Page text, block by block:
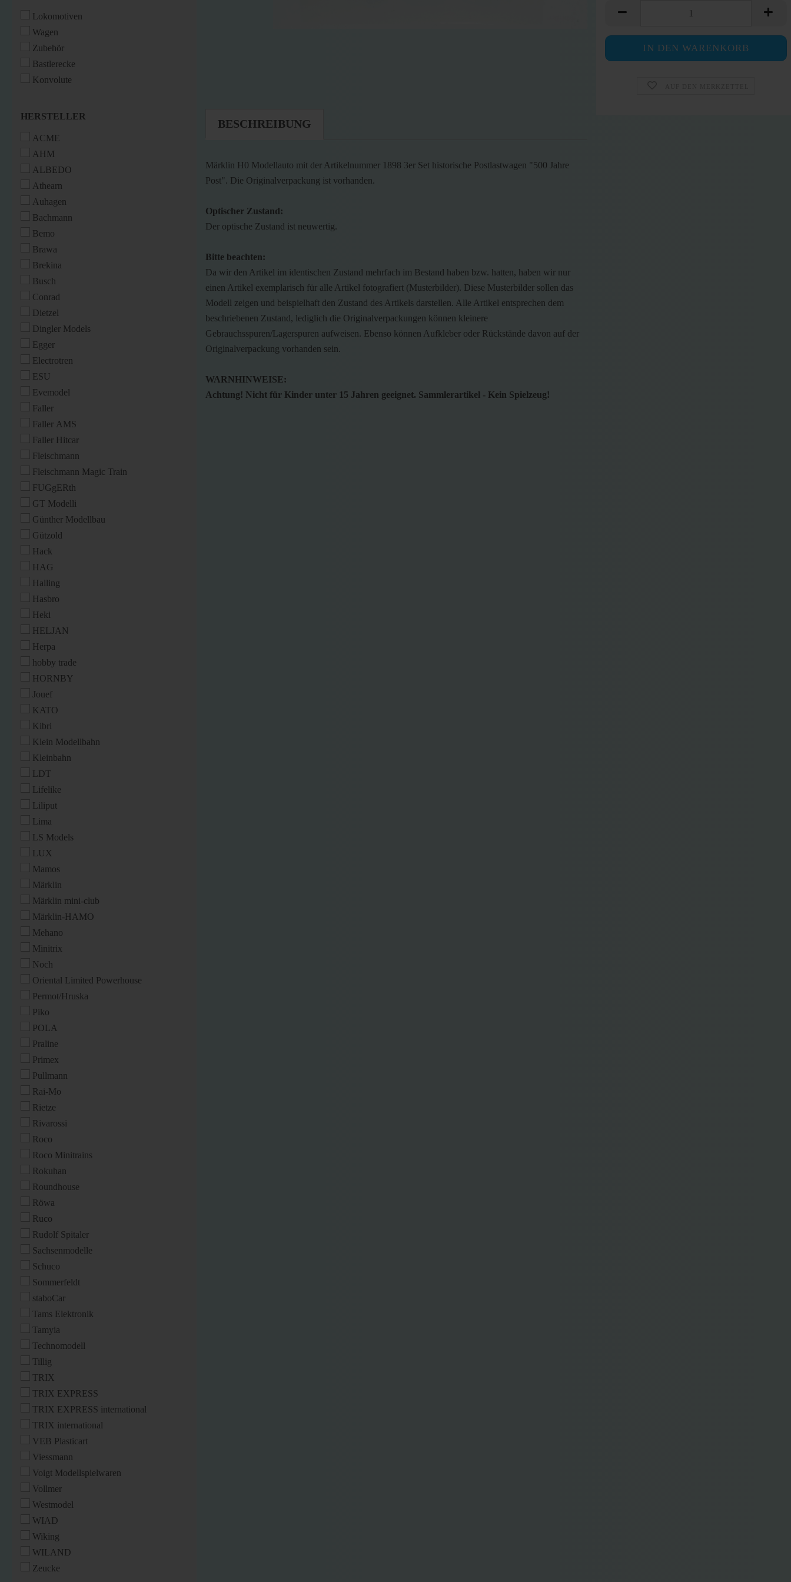
BESCHREIBUNG
Märklin H0 Modellauto mit der Artikelnummer 1898 3er Set historische Postlastwagen "500 Jahre
Post". Die Originalverpackung ist vorhanden.
Optischer Zustand:
Der optische Zustand ist neuwertig.
Bitte beachten:
Da wir den Artikel im identischen Zustand mehrfach im Bestand haben bzw. hatten, haben wir nur
einen Artikel exemplarisch für alle Artikel fotografiert (Musterbilder). Diese Musterbilder sollen das
Modell zeigen und beispielhaft den Zustand des Artikels darstellen. Alle Artikel entsprechen dem
beschriebenen Zustand, lediglich die Originalverpackungen können kleinere
Gebrauchsspuren/Lagerspuren aufweisen. Ebenso können Aufkleber oder Rückstände davon auf der
Originalverpackung vorhanden sein.
WARNHINWEISE:
Achtung! Nicht für Kinder unter 15 Jahren geeignet. Sammlerartikel - Kein Spielzeug!
Lokomotiven
Wagen
Zubehör
Bastlerecke
Konvolute
HERSTELLER
HERSTELLER
ACME
AHM
ALBEDO
Athearn
Auhagen
Bachmann
Bemo
Brawa
Brekina
Busch
Conrad
Dietzel
Dingler Models
Egger
Electrotren
ESU
Evemodel
Faller
Faller AMS
Faller Hitcar
Fleischmann
Fleischmann Magic Train
FUGgERth
GT Modelli
Günther Modellbau
Gützold
Hack
HAG
Halling
Hasbro
Heki
HELJAN
Herpa
hobby trade
HORNBY
Jouef
KATO
Kibri
Klein Modellbahn
Kleinbahn
LDT
Lifelike
Liliput
Lima
LS Models
LUX
Mamos
Märklin
Märklin mini-club
Märklin-HAMO
Mehano
Minitrix
Noch
Oriental Limited Powerhouse
Permot/Hruska
Piko
POLA
Praline
Primex
Pullmann
Rai-Mo
Rietze
Rivarossi
Roco
Roco Minitrains
Rokuhan
Roundhouse
Röwa
Ruco
Rudolf Spitaler
Sachsenmodelle
Schuco
Sommerfeldt
staboCar
Tams Elektronik
Tamyia
Technomodell
Tillig
TRIX
TRIX EXPRESS
TRIX EXPRESS international
TRIX international
VEB Plasticart
Viessmann
Voigt Modellspielwaren
Vollmer
Westmodel
WIAD
Wiking
WILAND
Zeucke